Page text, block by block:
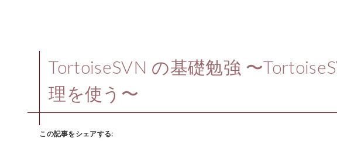
TortoiseSVN の基礎勉強 〜
理を使う〜
この記事をシェアする: